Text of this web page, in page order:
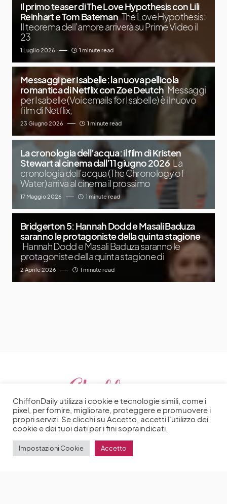
Il primo teaser di The Love Hypothesis con Lili
Reinhart e Tom Bateman The Love Hypothesis:
Il teorema dell’amore arriverà su Prime Video il
23
1 Luglio 2026 1 minute read
Messaggi per Isabelle: la nuova pellicola
romantica di Netflix con Zoe Deutch Messaggi
per Isabelle (Voicemails for Isabelle) è il nuovo
film di Netflix,
23 Giugno 2026 1 minute read
La cronologia dell’acqua: il film di Kristen
Stewart al cinema dall’11 giugno 2026 La
cronologia dell’acqua (The Chronology of
Water) arriva al cinema il prossimo
17 Maggio 2026 1 minute read
Bridgerton 5: Hannah Dodd e Masali Baduza
saranno le protagoniste della quinta stagione
Hannah Dodd e Masali Baduza saranno le
protagoniste della quinta stagione di
2 Aprile 2026 1 minute read
ChiffonDaily utilizza i cookie e tecnologie simili, come i
pixel, per fornire, migliorare, proteggere e promuovere i
propri servizi. Se clicchi su Accetto, accetti l'utilizzo dei
cookie e dei tuoi dati per i fini sopraindicati.
Impostazioni Cookie Accetto